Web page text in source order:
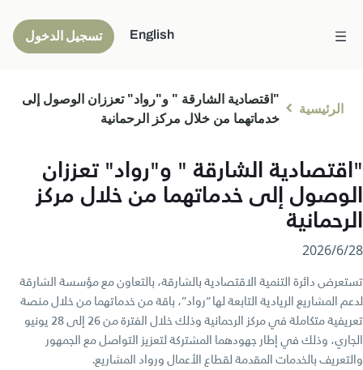
English تسجيل الدخول
الرئيسية
"اقتصادية الشارقة " و"رواد" تعززان الوصول إلى
خدماتهما من خلال مركز الرحمانية
"اقتصادية الشارقة " و"رواد" تعززان
الوصول إلى خدماتهما من خلال مركز
الرحمانية
28‏/6‏/2026
تستعرض دائرة التنمية الاقتصادية بالشارقة، بالتعاون مع مؤسسة الشارقة
لدعم المشاريع الريادية التابعة لها “رواد”، باقة من خدماتهما من خلال منصة
تعريفية متكاملة في مركز الرحمانية وذلك خلال الفترة من 26 إلى 28 يونيو
الجاري، وذلك في إطار جهودهما المشتركة لتعزيز التواصل مع الجمهور
والتعريف بالخدمات المقدمة لقطاع الأعمال ورواد المشاريع.